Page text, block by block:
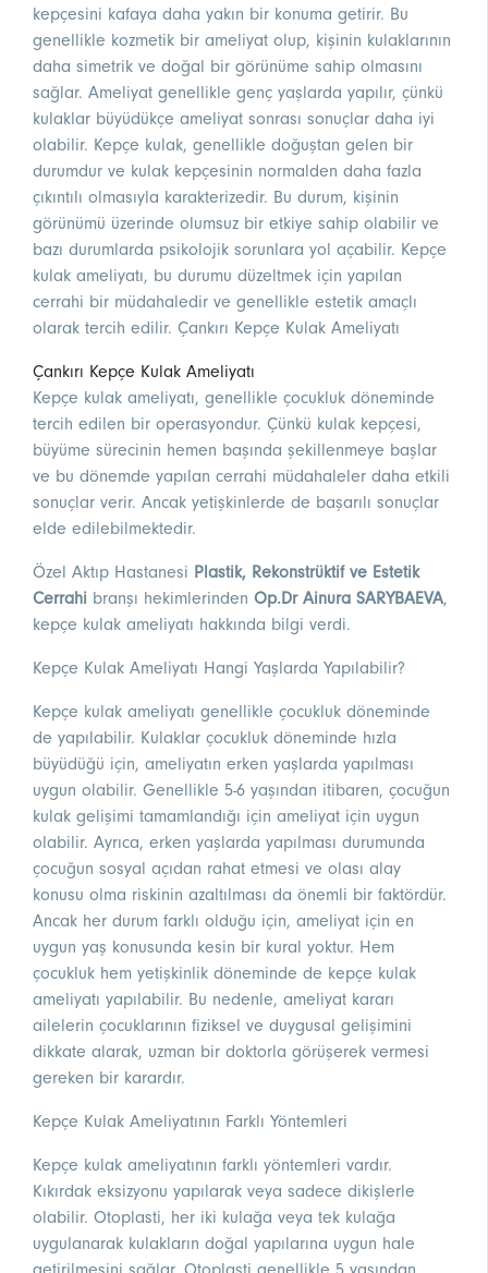
kepçesini kafaya daha yakın bir konuma getirir. Bu
genellikle kozmetik bir ameliyat olup, kişinin kulaklarının
daha simetrik ve doğal bir görünüme sahip olmasını
sağlar. Ameliyat genellikle genç yaşlarda yapılır, çünkü
kulaklar büyüdükçe ameliyat sonrası sonuçlar daha iyi
olabilir. Kepçe kulak, genellikle doğuştan gelen bir
durumdur ve kulak kepçesinin normalden daha fazla
çıkıntılı olmasıyla karakterizedir. Bu durum, kişinin
görünümü üzerinde olumsuz bir etkiye sahip olabilir ve
bazı durumlarda psikolojik sorunlara yol açabilir. Kepçe
kulak ameliyatı, bu durumu düzeltmek için yapılan
cerrahi bir müdahaledir ve genellikle estetik amaçlı
olarak tercih edilir. Çankırı Kepçe Kulak Ameliyatı
Çankırı Kepçe Kulak Ameliyatı
Kepçe kulak ameliyatı, genellikle çocukluk döneminde
tercih edilen bir operasyondur. Çünkü kulak kepçesi,
büyüme sürecinin hemen başında şekillenmeye başlar
ve bu dönemde yapılan cerrahi müdahaleler daha etkili
sonuçlar verir. Ancak yetişkinlerde de başarılı sonuçlar
elde edilebilmektedir.
Özel Aktıp Hastanesi Plastik, Rekonstrüktif ve Estetik
Cerrahi branşı hekimlerinden Op.Dr Ainura SARYBAEVA,
kepçe kulak ameliyatı hakkında bilgi verdi.
Kepçe Kulak Ameliyatı Hangi Yaşlarda Yapılabilir?
Kepçe kulak ameliyatı genellikle çocukluk döneminde
de yapılabilir. Kulaklar çocukluk döneminde hızla
büyüdüğü için, ameliyatın erken yaşlarda yapılması
uygun olabilir. Genellikle 5-6 yaşından itibaren, çocuğun
kulak gelişimi tamamlandığı için ameliyat için uygun
olabilir. Ayrıca, erken yaşlarda yapılması durumunda
çocuğun sosyal açıdan rahat etmesi ve olası alay
konusu olma riskinin azaltılması da önemli bir faktördür.
Ancak her durum farklı olduğu için, ameliyat için en
uygun yaş konusunda kesin bir kural yoktur. Hem
çocukluk hem yetişkinlik döneminde de kepçe kulak
ameliyatı yapılabilir. Bu nedenle, ameliyat kararı
ailelerin çocuklarının fiziksel ve duygusal gelişimini
dikkate alarak, uzman bir doktorla görüşerek vermesi
gereken bir karardır.
Kepçe Kulak Ameliyatının Farklı Yöntemleri
Kepçe kulak ameliyatının farklı yöntemleri vardır.
Kıkırdak eksizyonu yapılarak veya sadece dikişlerle
olabilir. Otoplasti, her iki kulağa veya tek kulağa
uygulanarak kulakların doğal yapılarına uygun hale